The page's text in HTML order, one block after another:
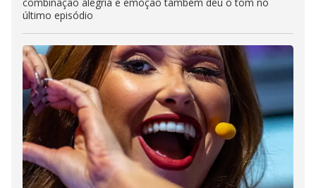
último episódio